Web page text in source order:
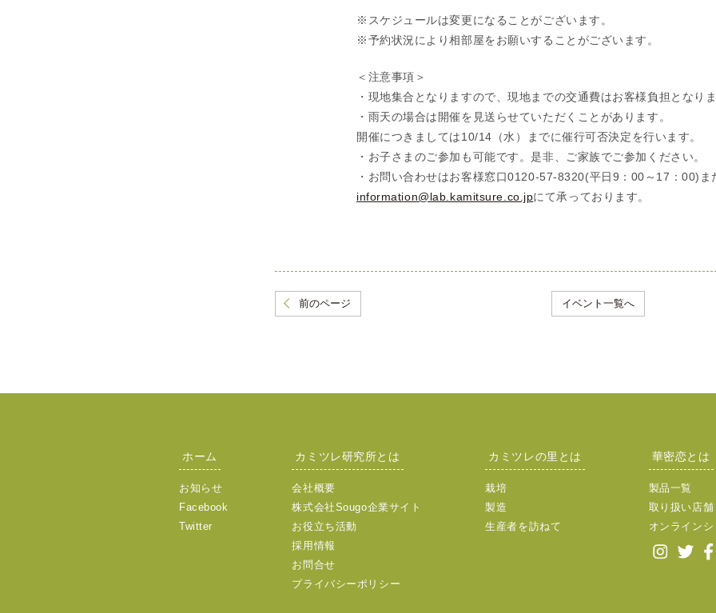
※スケジュールは変更になることがございます。
※予約状況により相部屋をお願いすることがございます。
＜注意事項＞
・現地集合となりますので、現地までの交通費はお客様負担となりま
・雨天の場合は開催を見送らせていただくことがあります。
開催につきましては10/14（水）までに催行可否決定を行います。
・お子さまのご参加も可能です。是非、ご家族でご参加ください。
・お問い合わせはお客様窓口0120-57-8320(平日9：00～17：00)ま
information@lab.kamitsure.co.jpにて承っております。
前のページ イベント一覧へ
ホーム
お知らせ
Facebook
Twitter
カミツレ研究所とは
会社概要
株式会社Sougo企業サイト
お役立ち活動
採用情報
お問合せ
プライバシーポリシー
カミツレの里とは
栽培
製造
生産者を訪ねて
華密恋とは
製品一覧
取り扱い店舗
オンライン